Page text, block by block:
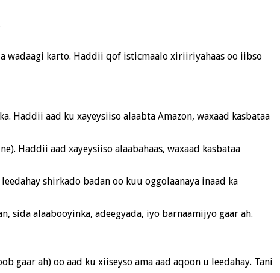
wadaagi karto. Haddii qof isticmaalo xiriiriyahaas oo iibso
Haddii aad ku xayeysiiso alaabta Amazon, waxaad kasbataa
Haddii aad xayeysiiso alaabahaas, waxaad kasbataa
shirkado badan oo kuu oggolaanaya inaad ka
sida alaabooyinka, adeegyada, iyo barnaamijyo gaar ah.
gaar ah) oo aad ku xiiseyso ama aad aqoon u leedahay. Tani